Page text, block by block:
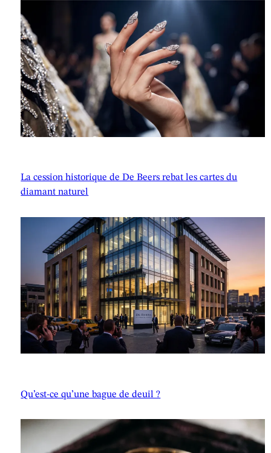
La cession historique de De Beers rebat les cartes du
diamant naturel
Qu’est-ce qu’une bague de deuil ?